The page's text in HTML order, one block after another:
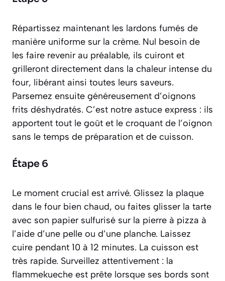
Répartissez maintenant les lardons fumés de
manière uniforme sur la crème. Nul besoin de
les faire revenir au préalable, ils cuiront et
grilleront directement dans la chaleur intense du
four, libérant ainsi toutes leurs saveurs.
Parsemez ensuite généreusement d’oignons
frits déshydratés. C’est notre astuce express : ils
apportent tout le goût et le croquant de l’oignon
sans le temps de préparation et de cuisson.
Étape 6
Le moment crucial est arrivé. Glissez la plaque
dans le four bien chaud, ou faites glisser la tarte
avec son papier sulfurisé sur la pierre à pizza à
l’aide d’une pelle ou d’une planche. Laissez
cuire pendant 10 à 12 minutes. La cuisson est
très rapide. Surveillez attentivement : la
flammekueche est prête lorsque ses bords sont